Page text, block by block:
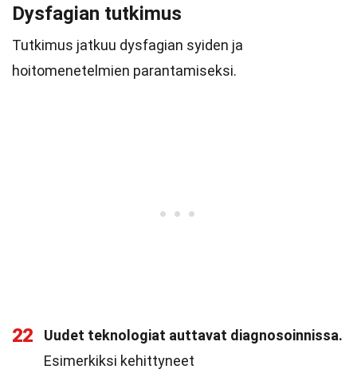
Dysfagian tutkimus
Tutkimus jatkuu dysfagian syiden ja
hoitomenetelmien parantamiseksi.
22
Uudet teknologiat auttavat diagnosoinnissa.
Esimerkiksi kehittyneet